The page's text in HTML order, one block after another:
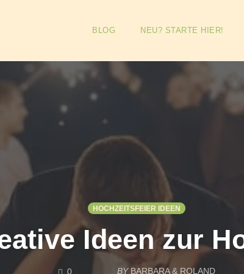
BLOG NEU? STARTE HIER!
HOCHZEITSFEIER IDEEN
Ideen zur
0
COMMENTS
BY BARBARA & ROLAND